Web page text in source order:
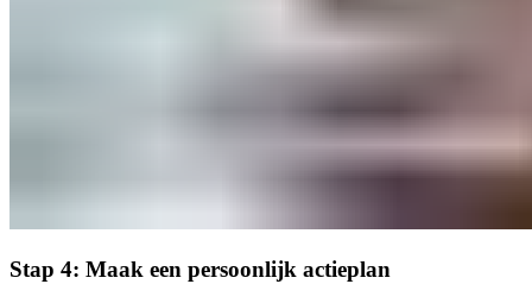
Stap 4: Maak een persoonlijk actieplan